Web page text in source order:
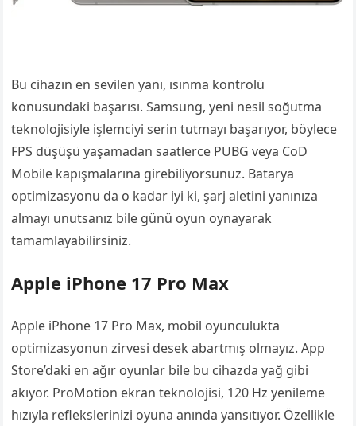
Bu cihazın en sevilen yanı, ısınma kontrolü
konusundaki başarısı. Samsung, yeni nesil soğutma
teknolojisiyle işlemciyi serin tutmayı başarıyor, böylece
FPS düşüşü yaşamadan saatlerce PUBG veya CoD
Mobile kapışmalarına girebiliyorsunuz. Batarya
optimizasyonu da o kadar iyi ki, şarj aletini yanınıza
almayı unutsanız bile günü oyun oynayarak
tamamlayabilirsiniz.
Apple iPhone 17 Pro Max
Apple iPhone 17 Pro Max, mobil oyunculukta
optimizasyonun zirvesi desek abartmış olmayız. App
Store’daki en ağır oyunlar bile bu cihazda yağ gibi
akıyor. ProMotion ekran teknolojisi, 120 Hz yenileme
hızıyla reflekslerinizi oyuna anında yansıtıyor. Özellikle